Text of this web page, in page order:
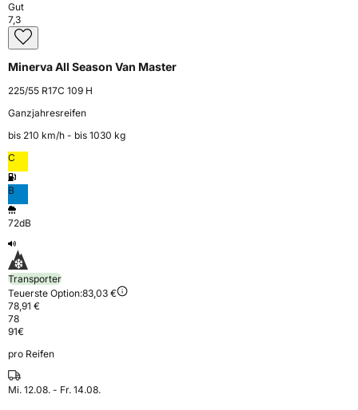
Gut
7,3
Minerva All Season Van Master
225/55 R17C 109 H
Ganzjahresreifen
bis 210 km⁠/⁠h - bis 1030 kg
C
B
72dB
Transporter
Teuerste Option:83,03 €
78,91 €
78
91€
pro Reifen
Mi. 12.08. - Fr. 14.08.